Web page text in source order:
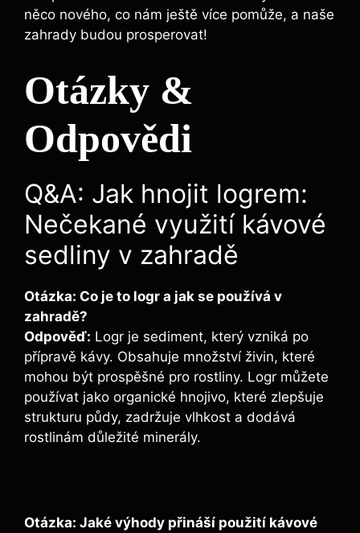
něco nového, co nám ještě více pomůže,⁢ a naše
zahrady budou prosperovat!
Otázky &
Odpovědi
Q&A: Jak ⁤hnojit logrem:
Nečekané⁢ využití kávové
sedliny v zahradě
Otázka: Co je ​to ⁤logr a jak se používá v
zahradě?
Odpověď: Logr je sediment, který vzniká po
přípravě kávy. Obsahuje množství živin, které
mohou být ⁣prospěšné pro rostliny.‍ Logr můžete
používat jako organické hnojivo, které zlepšuje
strukturu půdy,​ zadržuje vlhkost a⁢ dodává
rostlinám​ důležité minerály.
Otázka: Jaké výhody přináší použití kávové